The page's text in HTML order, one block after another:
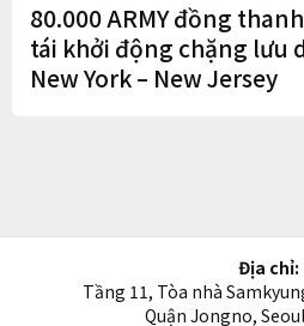
80.000 ARMY đồng
tái khởi động chặng lưu
New York – New Jersey
Địa chỉ:
Tầng 11, Tòa nhà
Quận Jongno,